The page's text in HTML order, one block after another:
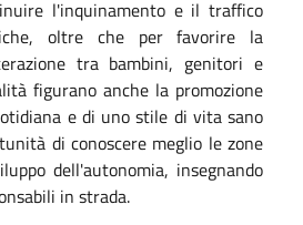
l'inquinamento e il traffico
oltre che per favorire la
tra bambini, genitori e
figurano anche la promozione
e di uno stile di vita sano
di conoscere meglio le zone
dell'autonomia, insegnando
in strada.